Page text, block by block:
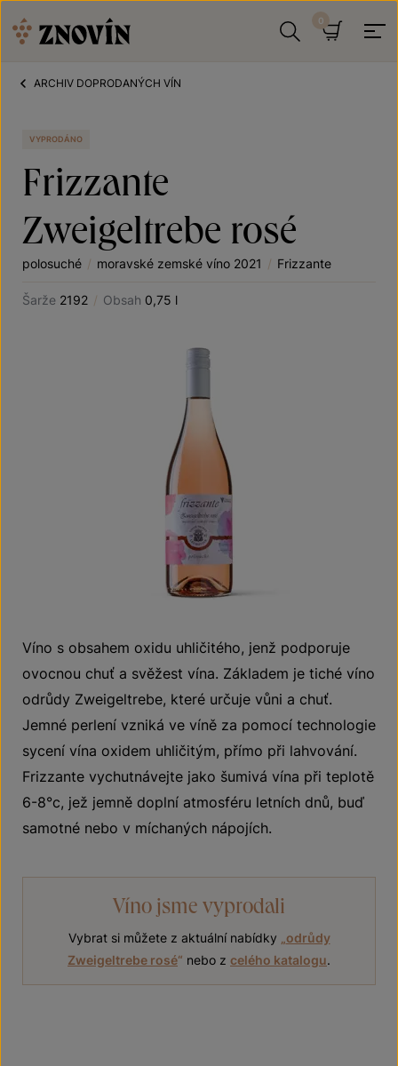
ARCHIV DOPRODANÝCH VÍN
VYPRODÁNO
Frizzante
Zweigeltrebe rosé
polosuché / moravské zemské víno 2021 / Frizzante
Šarže 2192 / Obsah 0,75 l
Víno s obsahem oxidu uhličitého, jenž podporuje
ovocnou chuť a svěžest vína. Základem je tiché víno
odrůdy Zweigeltrebe, které určuje vůni a chuť.
Jemné perlení vzniká ve víně za pomocí technologie
sycení vína oxidem uhličitým, přímo při lahvování.
Frizzante vychutnávejte jako šumivá vína při teplotě
6-8°c, jež jemně doplní atmosféru letních dnů, buď
samotné nebo v míchaných nápojích.
Víno jsme vyprodali
Vybrat si můžete z aktuální nabídky
odrůdy
Zweigeltrebe rosé“ nebo z celého katalogu.